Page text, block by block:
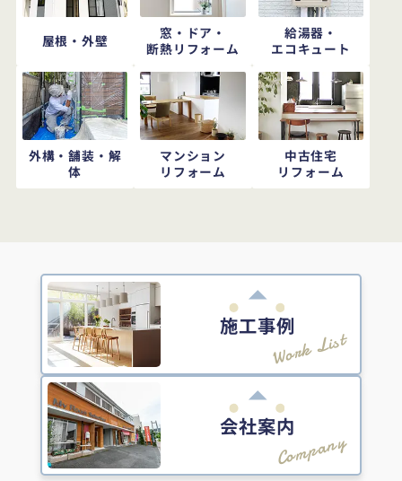
屋根・外壁
窓・ドア・
断熱リフォーム
給湯器・
エコキュート
外構・舗装・解
体
マンション
リフォーム
中古住宅
リフォーム
施工事例
Work List
会社案内
Company